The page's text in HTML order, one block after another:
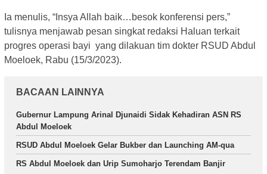
Ia menulis, “Insya Allah baik…besok konferensi pers,”
tulisnya menjawab pesan singkat redaksi Haluan terkait
progres operasi bayi yang dilakuan tim dokter RSUD Abdul
Moeloek, Rabu (15/3/2023).
BACAAN LAINNYA
Gubernur Lampung Arinal Djunaidi Sidak Kehadiran ASN RS
Abdul Moeloek
RSUD Abdul Moeloek Gelar Bukber dan Launching AM-qua
RS Abdul Moeloek dan Urip Sumoharjo Terendam Banjir